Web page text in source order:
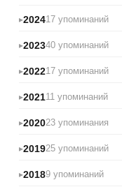
202417 упоминаний
202340 упоминаний
202217 упоминаний
202111 упоминаний
202023 упоминания
201925 упоминаний
20189 упоминаний